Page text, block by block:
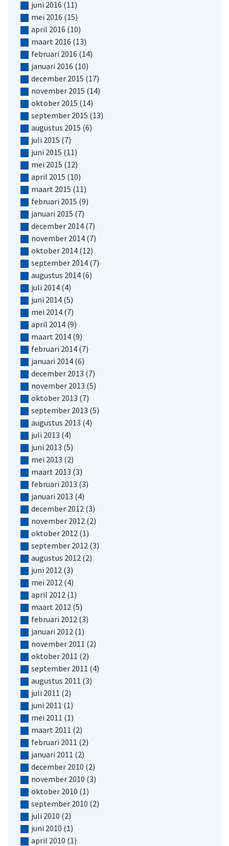
juni 2016 (11)
mei 2016 (15)
april 2016 (10)
maart 2016 (13)
februari 2016 (14)
januari 2016 (10)
december 2015 (17)
november 2015 (14)
oktober 2015 (14)
september 2015 (13)
augustus 2015 (6)
juli 2015 (7)
juni 2015 (11)
mei 2015 (12)
april 2015 (10)
maart 2015 (11)
februari 2015 (9)
januari 2015 (7)
december 2014(7)
november 2014(7)
oktober 2014(12)
september 2014(7)
augustus 2014(6)
juli 2014(4)
juni 2014(5)
mei 2014(7)
april 2014(9)
maart 2014(9)
februari 2014(7)
januari 2014(6)
december 2013 (7)
november 2013 (5)
oktober 2013 (7)
september 2013 (5)
augustus 2013 (4)
juli 2013 (4)
juni 2013 (5)
mei 2013 (2)
maart 2013 (3)
februari 2013 (3)
januari 2013 (4)
december 2012 (3)
november 2012 (2)
oktober 2012 (1)
september 2012 (3)
augustus 2012 (2)
juni 2012 (3)
mei 2012 (4)
april 2012 (1)
maart 2012 (5)
februari 2012 (3)
januari 2012 (1)
november 2011 (2)
oktober 2011 (2)
september 2011 (4)
augustus 2011 (3)
juli 2011 (2)
juni 2011 (1)
mei 2011 (1)
maart 2011 (2)
februari 2011 (2)
januari 2011 (2)
december 2010 (2)
november 2010 (3)
oktober 2010 (1)
september 2010 (2)
juli 2010 (2)
juni 2010 (1)
april 2010 (1)